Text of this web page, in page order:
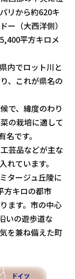
リから約620キ
ー（大西洋側）
平方キロメ
内でロット川と
、これが県名の
で、緯度のわり
の栽培に適して
です。
芸品などが主な
れています。
タージュ丘陵に
方キロの都市
ます。市の中心
いの遊歩道な
を兼ね備えた町